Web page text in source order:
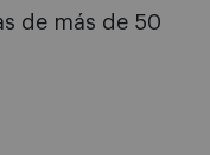
de más de 50